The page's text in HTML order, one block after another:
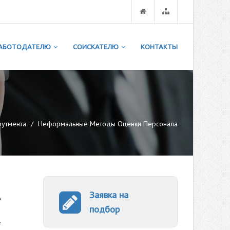
СОИСКАТЕЛЮ КОНТАКТЫ
Неформальные Методы Оценки Персонала
Заявка на
подбор